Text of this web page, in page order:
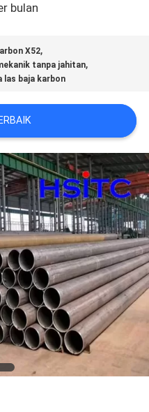
bulan
X52,
tanpa jahitan,
las baja karbon